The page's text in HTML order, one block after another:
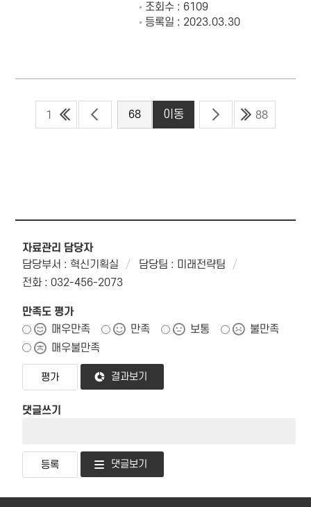
조회수 : 6109
등록일 : 2023.03.30
1 88
자료관리 담당자
담당부서 : 혁신기획실
담당팀 : 미래전략팀
전화 : 032-456-2073
만족도 평가
매우만족
만족 보통
불만족
매우불만족
결과보기
댓글쓰기
댓글보기